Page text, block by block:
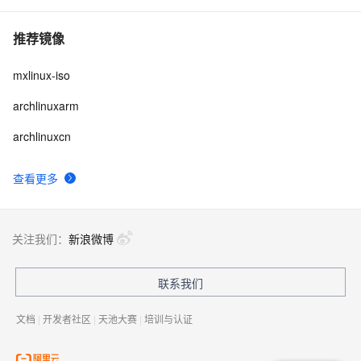
推荐镜像
查看更多
mxlinux-iso
archlinuxarm
archlinuxcn
关注我们： 新浪微博
联系我们
文档 | 开发者社区 | 天池大赛 | 培训与认证